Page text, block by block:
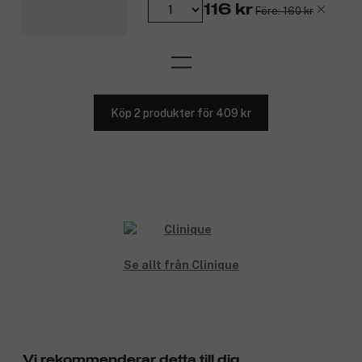
Passar kontaktlinsbärare.
116 kr Före: 160 kr
Köp 2 produkter för 409 kr
Se allt från Clinique